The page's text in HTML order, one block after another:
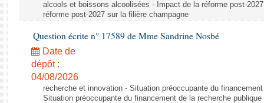
alcools et boissons alcoolisées - Impact de la réforme post-
réforme post-2027 sur la filière champagne
Question écrite n° 17589 de Mme Sandrine Nosbé
Date de
dépôt :
04/08/2026
recherche et innovation - Situation préoccupante du
Situation préoccupante du financement de la recherche publique